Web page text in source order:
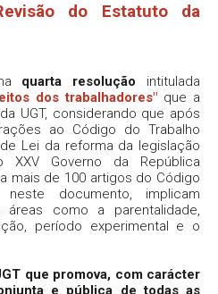
do Estatuto da
quarta resolução intitulada
dos trabalhadores" que a
UGT, considerando que após
ao Código do Trabalho
Lei da reforma da legislação
XXV Governo da República
mais de 100 artigos do Código
documento, implicam
áreas como a parentalidade,
período experimental e o
que promova, com carácter
e pública de todas as